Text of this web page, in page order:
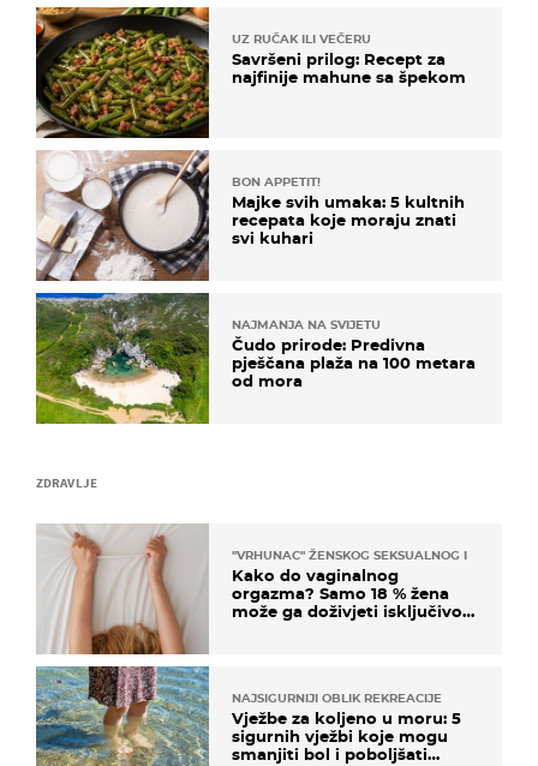
ZDRAVLJE
"VRHUNAC" ŽENSKOG SEKSUALNOG ISKUSTVA
Kako do vaginalnog
orgazma? Samo 18 % žena
može ga doživjeti isključivo
NAJSIGURNIJI OBLIK REKREACIJE
Vježbe za koljeno u moru: 5
sigurnih vježbi koje mogu
smanjiti bol i poboljšati
UZ RUČAK ILI VEČERU
Savršeni prilog: Recept za
najfinije mahune sa špekom
BON APPETIT!
Majke svih umaka: 5 kultnih
recepata koje moraju znati
svi kuhari
NAJMANJA NA SVIJETU
Čudo prirode: Predivna
pješčana plaža na 100 metara
od mora